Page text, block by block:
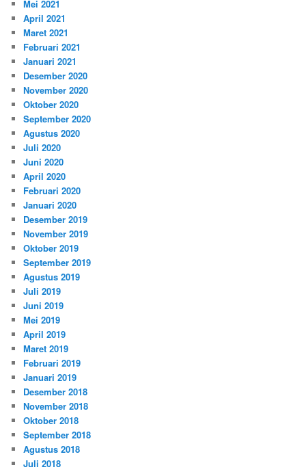
Mei 2021
April 2021
Maret 2021
Februari 2021
Januari 2021
Desember 2020
November 2020
Oktober 2020
September 2020
Agustus 2020
Juli 2020
Juni 2020
April 2020
Februari 2020
Januari 2020
Desember 2019
November 2019
Oktober 2019
September 2019
Agustus 2019
Juli 2019
Juni 2019
Mei 2019
April 2019
Maret 2019
Februari 2019
Januari 2019
Desember 2018
November 2018
Oktober 2018
September 2018
Agustus 2018
Juli 2018